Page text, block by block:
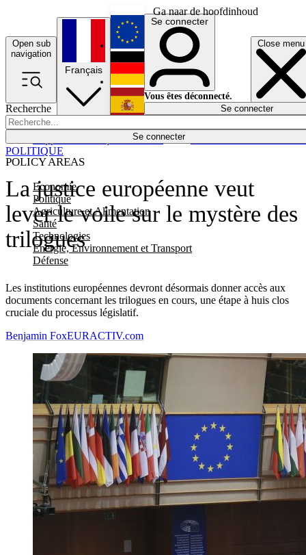
Ga naar de hoofdinhoud
Open sub
navigation
Close menu
Recherche
Se connecter
POLICY AREAS
Economie
Politique
Agriculture et Alimentation
Santé
Technologies
Energie, Environnement et Transport
Défense
Économie
Français
English
Deutsch
Español
Se connecter
Vous êtes déconnecté.
Se connecter
La justice européenne veut
lever le voile sur le mystère des
trilogues
Les institutions européennes devront désormais donner accès aux
documents concernant les trilogues en cours, une étape à huis clos
cruciale du processus législatif.
POLITIQUE
Benjamin FoxEURACTIV.com